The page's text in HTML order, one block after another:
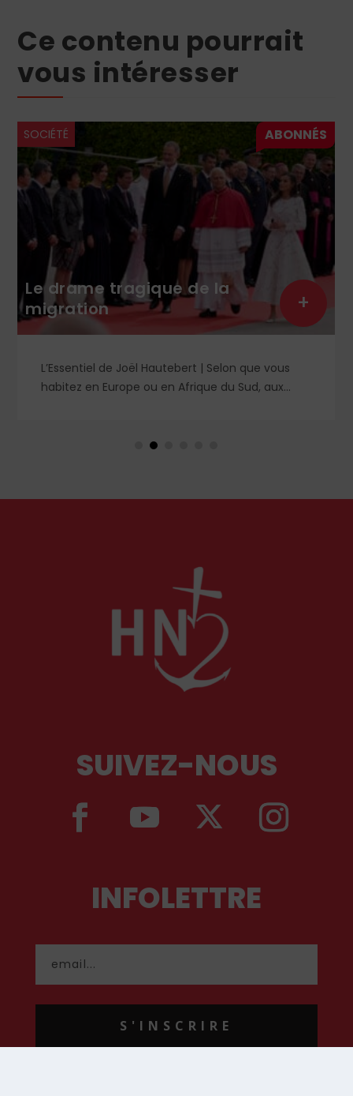
Ce contenu pourrait
vous intéresser
SOCIÉTÉ
Le nivellement de la
pensée sous la bienveillante
férule de l’Arcom
Que prévoit le projet stratégique 2026-2028 de
l’Arcom ? Derrière des objectifs formulés dans le
un système liberticide de surveillance et de
SUIVEZ-NOUS
INFOLETTRE
S'INSCRIRE